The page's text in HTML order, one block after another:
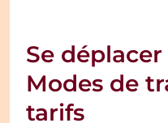
Se
Modes de
tarifs